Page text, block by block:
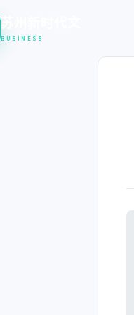
苏州新时代文
BUSINESS